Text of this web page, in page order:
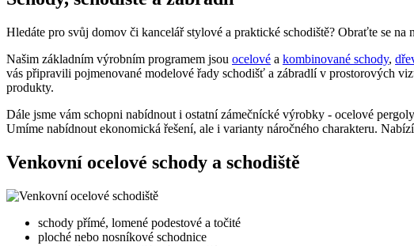
Hledáte pro svůj domov či kancelář stylové a praktické schodiště? Obraťte se
Našim základním výrobním programem jsou ocelové a kombinované schody,
vás připravili pojmenované modelové řady schodišť a zábradlí v prostorových
produkty.
Dále jsme vám schopni nabídnout i ostatní zámečnícké výrobky - ocelové
Umíme nabídnout ekonomická řešení, ale i varianty náročného charakteru.
Venkovní ocelové schody a schodiště
schody přímé, lomené podestové a točité
ploché nebo nosníkové schodnice